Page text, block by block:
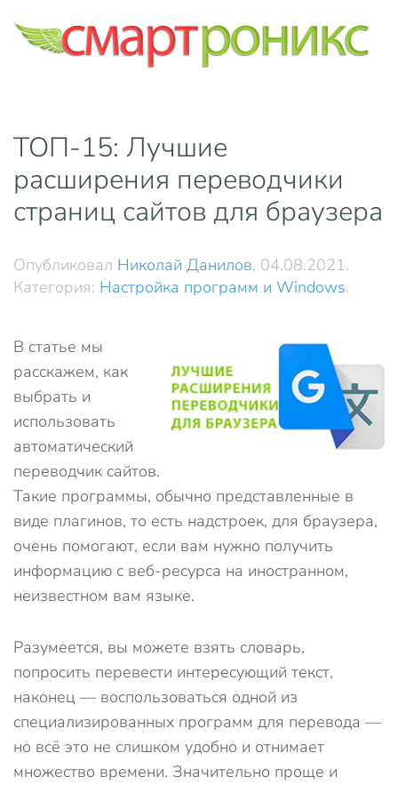
Skip to main content
ТОП-15: Лучшие
расширения переводчики
страниц сайтов для браузера
Опубликовал Николай Данилов, 04.08.2021.
Категория: Настройка программ и Windows.
В статье мы
расскажем, как
выбрать и
использовать
автоматический
переводчик сайтов.
Такие программы, обычно представленные в
виде плагинов, то есть надстроек, для браузера,
очень помогают, если вам нужно получить
информацию с веб-ресурса на иностранном,
неизвестном вам языке.
Разумеется, вы можете взять словарь,
попросить перевести интересующий текст,
наконец — воспользоваться одной из
специализированных программ для перевода —
но всё это не слишком удобно и отнимает
множество времени. Значительно проще и